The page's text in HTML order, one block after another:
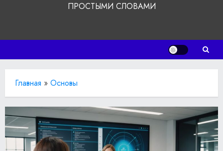
ПРОСТЫМИ СЛОВАМИ
Главная » Основы